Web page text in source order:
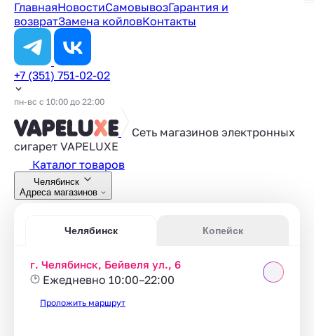
ГлавнаяНовостиСамовывозГарантия и
возвратЗамена койловКонтакты
+7 (351) 751-02-02
пн-вс с 10:00 до 22:00
Сеть магазинов электронных
сигарет VAPELUXE
Каталог товаров
Челябинск
Адреса магазинов
Челябинск Копейск
г. Челябинск, Бейвеля ул., 6
Ежедневно 10:00–22:00
Проложить маршрут